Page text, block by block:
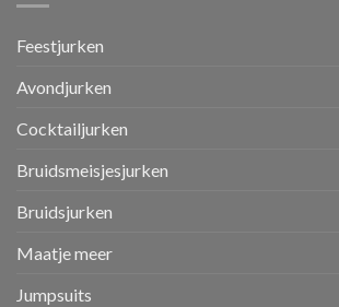
Feestjurken
Avondjurken
Cocktailjurken
Bruidsmeisjesjurken
Bruidsjurken
Maatje meer
Jumpsuits